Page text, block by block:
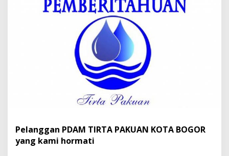
Pelanggan PDAM TIRTA PAKUAN KOTA BOGOR
yang kami hormati